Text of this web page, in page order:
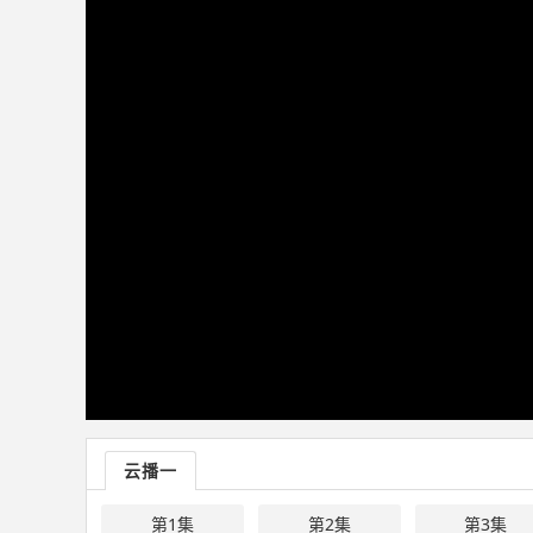
云播一
第1集 第2集 第3集